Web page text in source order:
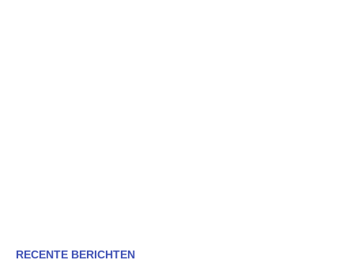
RECENTE BERICHTEN